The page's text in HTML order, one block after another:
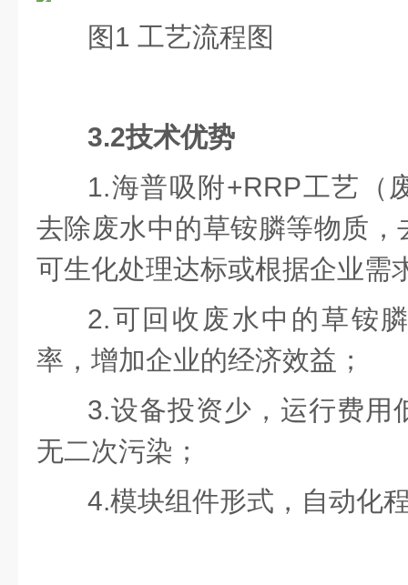
图1 工艺流程图
3.2技术优势
1.海普吸附+RRP工艺（
去除废水中的草铵膦等物质
可生化处理达标或根据企业需
2.可回收废水中的草铵
率，增加企业的经济效益；
3.设备投资少，运行费用
无二次污染；
4.模块组件形式，自动化